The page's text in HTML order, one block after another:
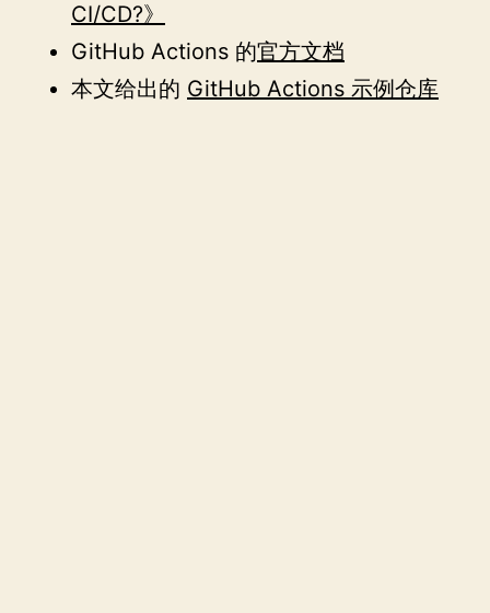
CI/CD?》
GitHub Actions 的官方文档
本文给出的 GitHub Actions 示例仓库